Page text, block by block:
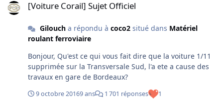
[Voiture Corail] Sujet Officiel
Giloucha répondu à coco2situé dans Matériel
roulant ferroviaire
Bonjour, Qu'est ce qui vous fait dire que la voiture 1/11
supprimée sur la Transversale Sud, l'a ete a cause des
travaux en gare de Bordeaux?
9 octobre 20169 ans 1 701 réponses 1